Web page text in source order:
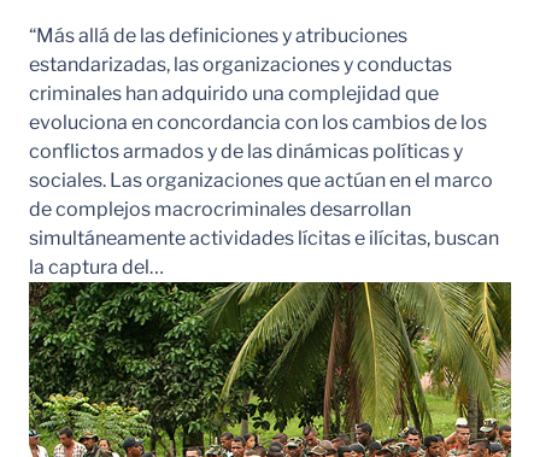
“Más allá de las definiciones y atribuciones
estandarizadas, las organizaciones y conductas
criminales han adquirido una complejidad que
evoluciona en concordancia con los cambios de los
conflictos armados y de las dinámicas políticas y
sociales. Las organizaciones que actúan en el marco
de complejos macrocriminales desarrollan
simultáneamente actividades lícitas e ilícitas, buscan
la captura del…